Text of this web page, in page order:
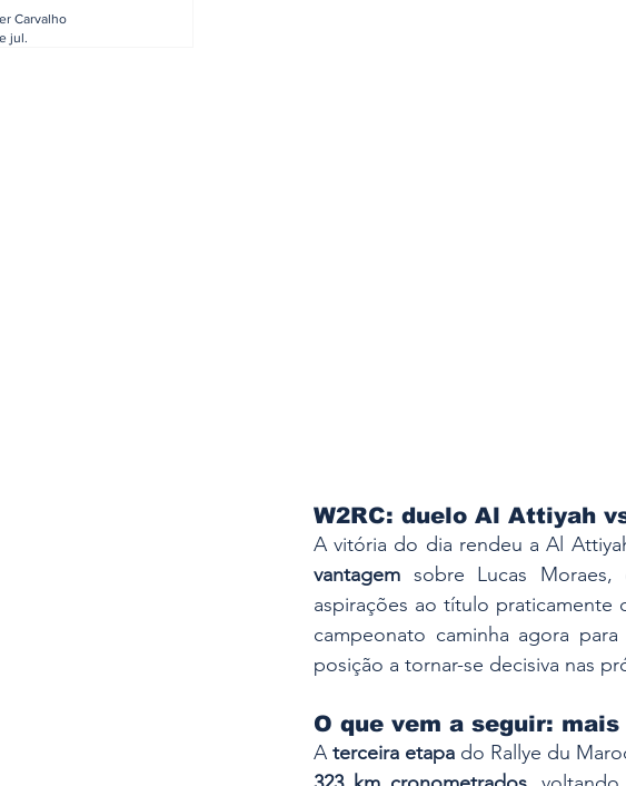
W2RC: duelo Al Attiyah
A vitória do dia rendeu a Al
vantagem sobre Lucas Moraes,
aspirações ao título praticamente
campeonato caminha agora para
posição a tornar-se decisiva nas
O que vem a seguir:
A terceira etapa do Rallye du
Carvalho
jul.